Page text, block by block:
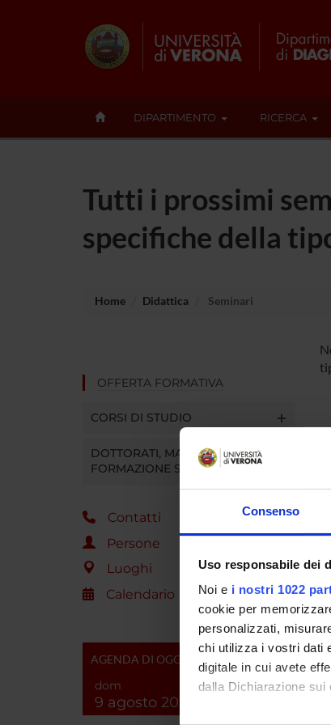
Consenso
Uso responsabile dei
Noi e i nostri 1022
cookie per
personalizzati,
chi utilizza i vostri dati
digitale in cui avete
dalla Dichiarazione
DIPARTIMENTO RICERCA
Tutti i prossimi
specifiche della
Home Didattica Seminari
OFFERTA FORMATIVA
CORSI DI STUDIO
DOTTORATI, MASTER E
FORMAZIONE SUPERIORE
Contatti
Persone
Luoghi
Calendario
AGENDA DI OGGI
dom
9 agosto 2026